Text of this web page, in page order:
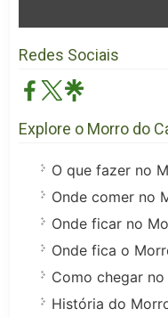
Redes Sociais
Explore o Morro do
O que fazer no
Onde comer no
Onde ficar no
Onde fica o
Como chegar
História do